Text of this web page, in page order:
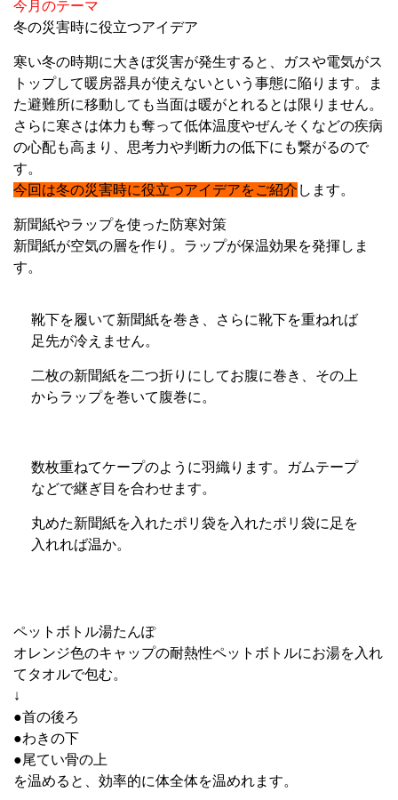
今月のテーマ
冬の災害時に役立つアイデア
寒い冬の時期に大きぼ災害が発生すると、ガスや電気がス
トップして暖房器具が使えないという事態に陥ります。ま
た避難所に移動しても当面は暖がとれるとは限りません。
さらに寒さは体力も奪って低体温度やぜんそくなどの疾病
の心配も高まり、思考力や判断力の低下にも繋がるので
す。
今回は冬の災害時に役立つアイデアをご紹介 します。
新聞紙やラップを使った防寒対策
新聞紙が空気の層を作り。ラップが保温効果を発揮しま
す。
靴下を履いて新聞紙を巻き、さらに靴下を重ねれば
足先が冷えません。
二枚の新聞紙を二つ折りにしてお腹に巻き、その上
からラップを巻いて腹巻に。
数枚重ねてケープのように羽織ります。ガムテープ
などで継ぎ目を合わせます。
丸めた新聞紙を入れたポリ袋を入れたポリ袋に足を
入れれば温か。
ペットボトル湯たんぽ
オレンジ色のキャップの耐熱性ペットボトルにお湯を入れ
てタオルで包む。
↓
●首の後ろ
●わきの下
●尾てい骨の上
を温めると、効率的に体全体を温めれます。